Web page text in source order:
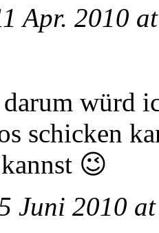
Apr. 2010
würd
schicken
😉
Juni 2010